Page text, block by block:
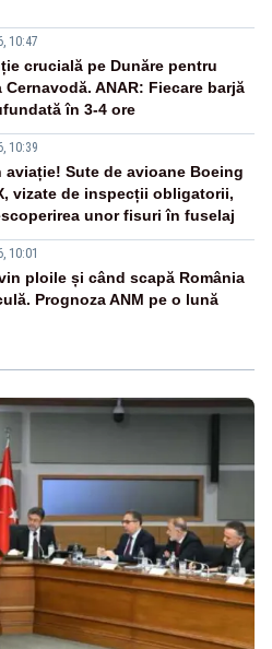
10:47
crucială pe Dunăre pentru
Cernavodă. ANAR: Fiecare barjă
în 3-4 ore
10:39
aviație! Sute de avioane Boeing
vizate de inspecții obligatorii,
unor fisuri în fuselaj
10:01
ploile și când scapă România
Prognoza ANM pe o lună